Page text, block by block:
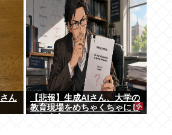
ん
【悲報】生成AIさん、大学の
教育現場をめちゃくちゃにし